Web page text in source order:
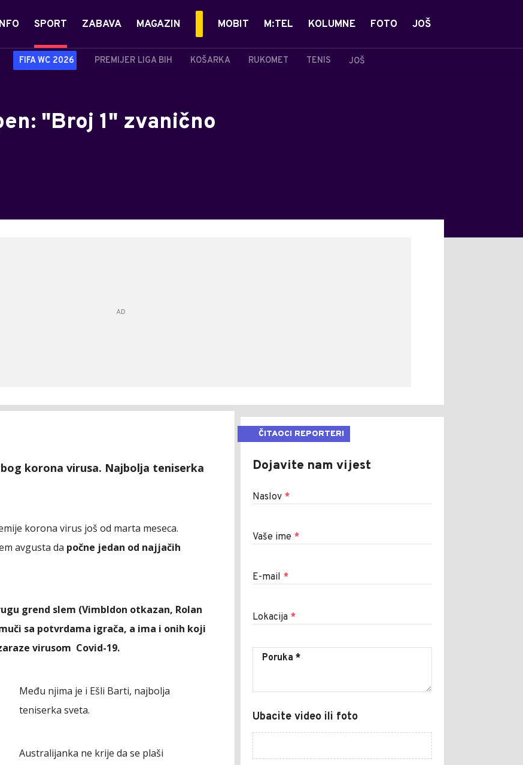
SPORT
FIFA WC 2026 PREMIJER LIGA BIH KOŠARKA RUKOMET TENIS JOŠ
ZABAVA MAGAZIN MOBIT M:TEL KOLUMNE FOTO JOŠ
"Broj 1" zvanično
korona virusa. Najbolja teniserka
korona virus još od marta meseca.
avgusta da počne jedan od najjačih
grend slem (Vimbldon otkazan, Rolan
sa potvrdama igrača, a ima i onih koji
virusom Covid-19.
Među njima je i Ešli Barti, najbolja
teniserka sveta.
Australijanka ne krije da se plaši
ČITAOCI REPORTERI
Dojavite nam vijest
Naslov *
Vaše ime *
E-mail *
Lokacija *
Ubacite video ili foto